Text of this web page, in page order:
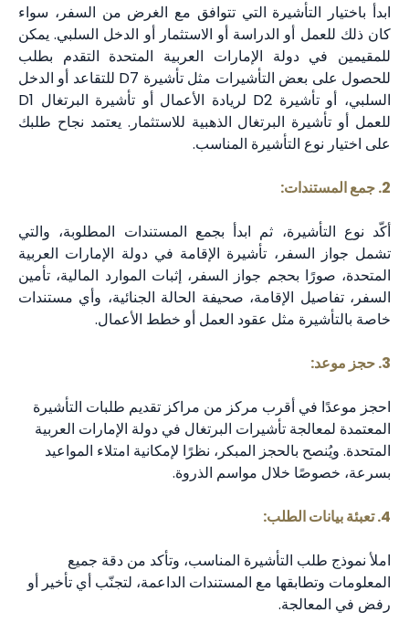
ابدأ باختيار التأشيرة التي تتوافق مع الغرض من السفر، سواء
كان ذلك للعمل أو الدراسة أو الاستثمار أو الدخل السلبي. يمكن
للمقيمين في دولة الإمارات العربية المتحدة التقدم بطلب
للحصول على بعض التأشيرات مثل تأشيرة D7 للتقاعد أو الدخل
السلبي، أو تأشيرة D2 لريادة الأعمال أو تأشيرة البرتغال D1
للعمل أو تأشيرة البرتغال الذهبية للاستثمار. يعتمد نجاح طلبك
على اختيار نوع التأشيرة المناسب.
2. جمع المستندات:
أكّد نوع التأشيرة، ثم ابدأ بجمع المستندات المطلوبة، والتي
تشمل جواز السفر، تأشيرة الإقامة في دولة الإمارات العربية
المتحدة، صورًا بحجم جواز السفر، إثبات الموارد المالية، تأمين
السفر، تفاصيل الإقامة، صحيفة الحالة الجنائية، وأي مستندات
خاصة بالتأشيرة مثل عقود العمل أو خطط الأعمال.
3. حجز موعد:
احجز موعدًا في أقرب مركز من مراكز تقديم طلبات التأشيرة
المعتمدة لمعالجة تأشيرات البرتغال في دولة الإمارات العربية
المتحدة. ويُنصح بالحجز المبكر، نظرًا لإمكانية امتلاء المواعيد
بسرعة، خصوصًا خلال مواسم الذروة.
4. تعبئة بيانات الطلب:
املأ نموذج طلب التأشيرة المناسب، وتأكد من دقة جميع
المعلومات وتطابقها مع المستندات الداعمة، لتجنّب أي تأخير أو
رفض في المعالجة.